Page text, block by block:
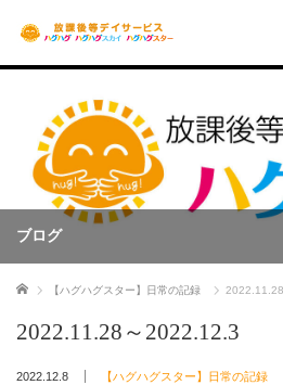
ブログ
ホーム 【ハグハグスター】日常の記録
2022.11.28～2022.12.3
2022.12.8 【ハグハグスター】日常の記録